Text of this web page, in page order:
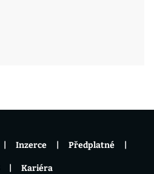
Inzerce Předplatné
Kariéra